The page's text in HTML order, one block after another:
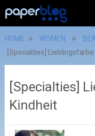
HOME WOMEN
[Specialties]
[Specialties]
Kindheit